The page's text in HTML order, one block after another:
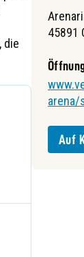
die
45891
arena/
Auf